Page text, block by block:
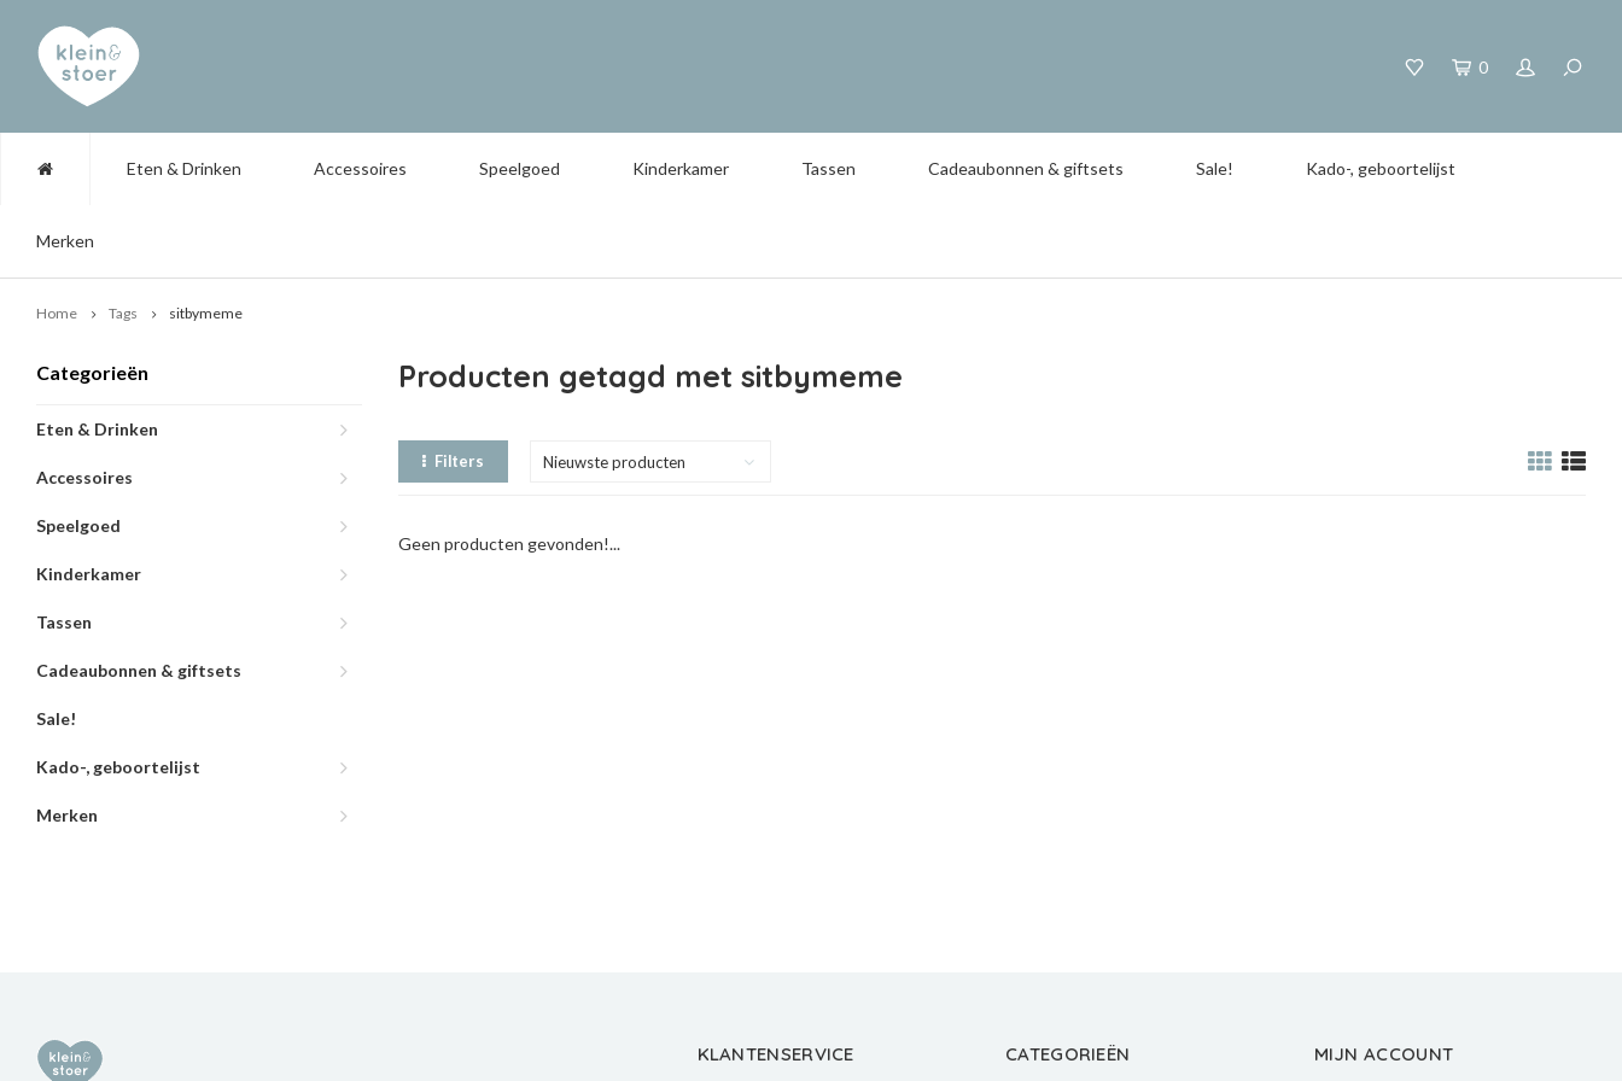
0
Eten & Drinken Accessoires Speelgoed Kinderkamer Tassen Cadeaubonnen & giftsets Sale! Kado-, geboortelijst
Merken
Home Tags sitbymeme
Categorieën
Eten & Drinken
Accessoires
Speelgoed
Kinderkamer
Tassen
Cadeaubonnen & giftsets
Sale!
Kado-, geboortelijst
Merken
Producten getagd met sitbymeme
Filters Nieuwste producten
Geen producten gevonden!...
KLANTENSERVICE CATEGORIEËN MIJN ACCOUNT